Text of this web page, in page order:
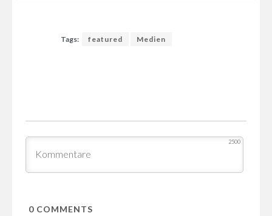
Tags: featured Medien
2500
0COMMENTS